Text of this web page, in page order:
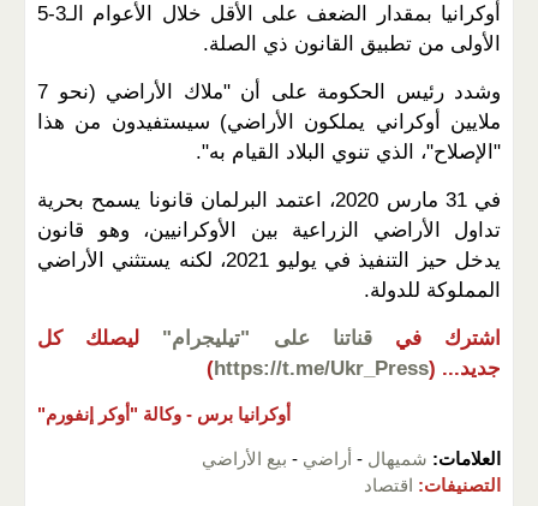
أوكرانيا بمقدار الضعف على الأقل خلال الأعوام الـ3-5
الأولى من تطبيق القانون ذي الصلة.
وشدد رئيس الحكومة على أن "ملاك الأراضي (نحو 7
ملايين أوكراني يملكون الأراضي) سيستفيدون من هذا
"الإصلاح"، الذي تنوي البلاد القيام به".
في 31 مارس 2020، اعتمد البرلمان قانونا يسمح بحرية
تداول الأراضي الزراعية بين الأوكرانيين، وهو قانون
يدخل حيز التنفيذ في يوليو 2021، لكنه يستثني الأراضي
المملوكة للدولة.
اشترك في قناتنا على "تيليجرام"
ليصلك كل
جديد... (
https://t.me/Ukr_Press
)
أوكرانيا برس - وكالة "أوكر إنفورم"
العلامات: شميهال - أراضي - بيع الأراضي
التصنيفات: اقتصاد